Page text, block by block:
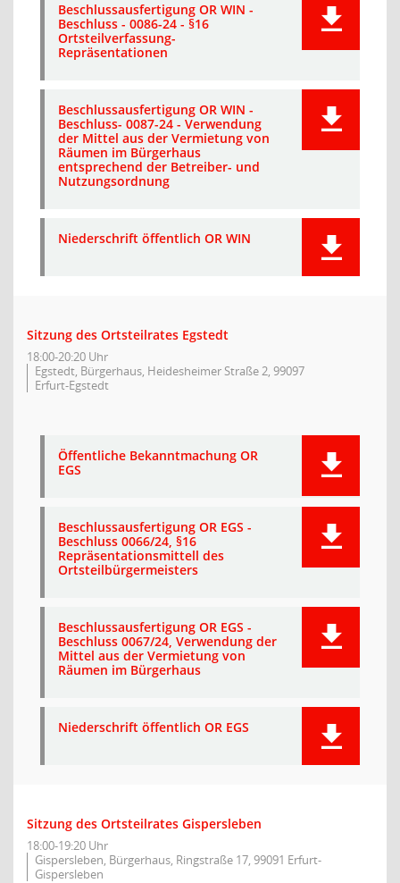
Beschlussausfertigung OR WIN -
Beschluss - 0086-24 - §16
Ortsteilverfassung-
Repräsentationen
Beschlussausfertigung OR WIN -
Beschluss- 0087-24 - Verwendung
der Mittel aus der Vermietung von
Räumen im Bürgerhaus
entsprechend der Betreiber- und
Nutzungsordnung
Niederschrift öffentlich OR WIN
Sitzung des Ortsteilrates Egstedt
18:00-20:20 Uhr
Egstedt, Bürgerhaus, Heidesheimer Straße 2, 99097
Erfurt-Egstedt
Öffentliche Bekanntmachung OR
EGS
Beschlussausfertigung OR EGS -
Beschluss 0066/24, §16
Repräsentationsmittell des
Ortsteilbürgermeisters
Beschlussausfertigung OR EGS -
Beschluss 0067/24, Verwendung der
Mittel aus der Vermietung von
Räumen im Bürgerhaus
Niederschrift öffentlich OR EGS
Sitzung des Ortsteilrates Gispersleben
18:00-19:20 Uhr
Gispersleben, Bürgerhaus, Ringstraße 17, 99091 Erfurt-
Gispersleben